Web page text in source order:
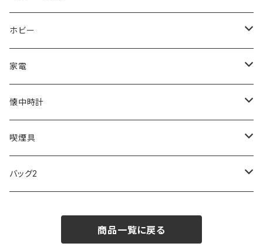
ORIENT
ZEPPELIN
SKAGEN
FOOTBALL WATCHES
ARCA FUTURA
Merge
ETTINGER
COACH
BVLGARI
VANQUISH
EMPORIO ARMANI
CALVIN KLEIN
DANIEL WELLINGTON
SWAROVSKI
VIVIENNE WESTWOOD
Ellese
COLEMAN
MONTBLANC
Fashion Accessory Cllection
ISLAND
ANDY HAWARD
G GUSTO
GULLWING
LESPORTSAC
PRADA
RHYTHM
BLOSSOM
MONDAINE
MAWA
その他
PARKER
PELIKAN
CROSS
MONTBLANC
SWAROVSKI
Barebones
FEUERHAND
CASIO
ふわりぃ
ERGO BABY
ホビー
その他
AMOS
OMMIX
COACH
家電
CREATE
TORAY
OMRON
SPICE OF LIFE
懐中時計
MONDAINE
喫煙具
ZIPPO
TSUBOTA PEARL
バッグ2
商品一覧に戻る